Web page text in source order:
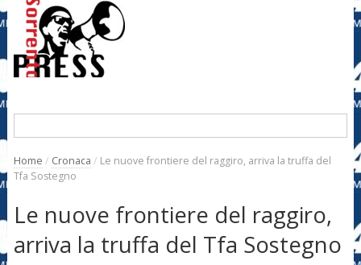
Home / Cronaca / Le nuove frontiere del raggiro, arriva la truffa del
Tfa Sostegno
Le nuove frontiere del raggiro,
arriva la truffa del Tfa Sostegno